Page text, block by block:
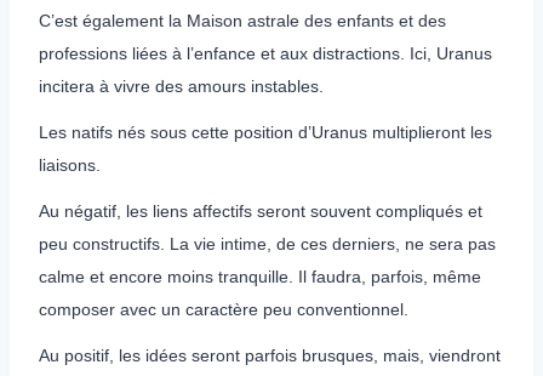
C’est également la Maison astrale des enfants et des
professions liées à l’enfance et aux distractions. Ici, Uranus
incitera à vivre des amours instables.
Les natifs nés sous cette position d’Uranus multiplieront les
liaisons.
Au négatif, les liens affectifs seront souvent compliqués et
peu constructifs. La vie intime, de ces derniers, ne sera pas
calme et encore moins tranquille. Il faudra, parfois, même
composer avec un caractère peu conventionnel.
Au positif, les idées seront parfois brusques, mais, viendront